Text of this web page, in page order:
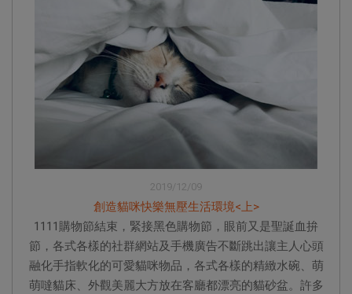
2019/12/09
創造貓咪快樂無壓生活環境<上>
1111購物節結束，緊接黑色購物節，眼前又是聖誕血拚
節，各式各樣的社群網站及手機廣告不斷跳出讓主人心頭
融化手指軟化的可愛貓咪物品，各式各樣的精緻水碗、萌
萌噠貓床、外觀美麗大方放在客廳都漂亮的貓砂盆。許多